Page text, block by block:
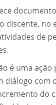
discente, no
de
é uma
diálogo com
do